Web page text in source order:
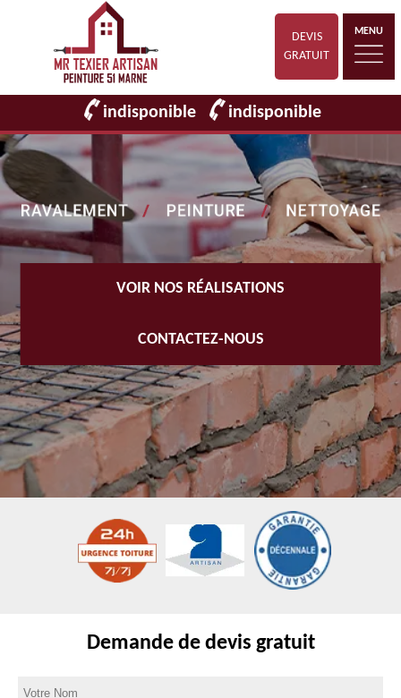
DEVIS
GRATUIT
MENU
indisponible indisponible
VOIR NOS RÉALISATIONS
CONTACTEZ-NOUS
Demande de devis gratuit